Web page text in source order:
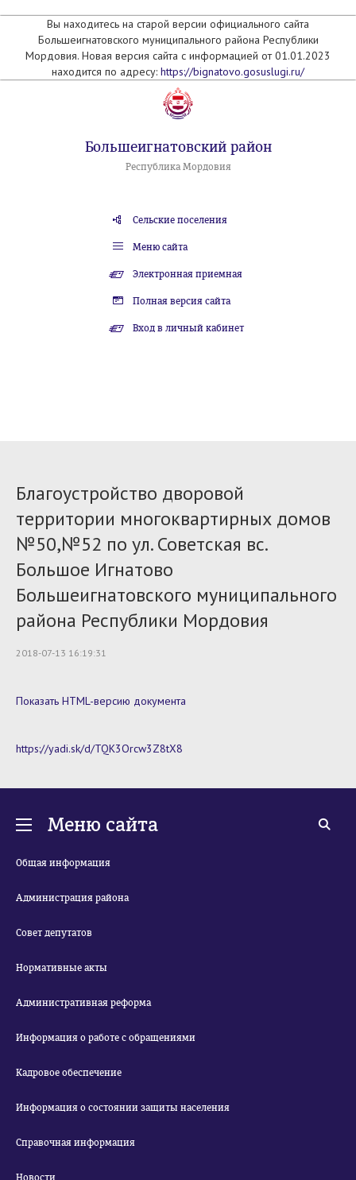
Вы находитесь на старой версии официального сайта
Большеигнатовского муниципального района Республики
Мордовия. Новая версия сайта с информацией от 01.01.2023
находится по адресу: https://bignatovo.gosuslugi.ru/
Большеигнатовский район
Республика Мордовия
Сельские поселения
Меню сайта
Электронная приемная
Полная версия сайта
Вход в личный кабинет
Благоустройство дворовой
территории многоквартирных домов
№50,№52 по ул. Советская вс.
Большое Игнатово
Большеигнатовского муниципального
района Республики Мордовия
2018-07-13 16:19:31
Показать HTML-версию документа
https://yadi.sk/d/TQK3Orcw3Z8tX8
Меню сайта
Общая информация
Администрация района
Совет депутатов
Нормативные акты
Административная реформа
Информация о работе с обращениями
Кадровое обеспечение
Информация о состоянии защиты населения
Справочная информация
Новости